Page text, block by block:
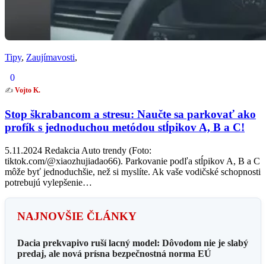
Tipy, Zaujímavosti,
0
✍️ Vojto K.
Stop škrabancom a stresu: Naučte sa parkovať ako
profík s jednoduchou metódou stĺpikov A, B a C!
5.11.2024 Redakcia Auto trendy (Foto:
tiktok.com/@xiaozhujiadao66). Parkovanie podľa stĺpikov A, B a C
môže byť jednoduchšie, než si myslíte. Ak vaše vodičské schopnosti
potrebujú vylepšenie…
NAJNOVŠIE ČLÁNKY
Dacia prekvapivo ruší lacný model: Dôvodom nie je slabý
predaj, ale nová prísna bezpečnostná norma EÚ